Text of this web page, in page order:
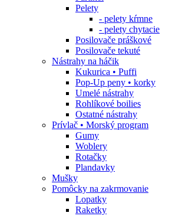
Pelety
- pelety kŕmne
- pelety chytacie
Posilovače práškové
Posilovače tekuté
Nástrahy na háčik
Kukurica • Puffi
Pop-Up peny • korky
Umelé nástrahy
Rohlíkové boilies
Ostatné nástrahy
Prívlač • Morský program
Gumy
Woblery
Rotačky
Plandavky
Mušky
Pomôcky na zakrmovanie
Lopatky
Raketky